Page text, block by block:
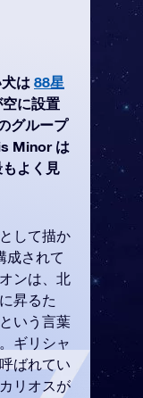
は 88星
に設置
グループ
Minor は
よく見
して描か
成されて
ンは、北
昇るた
いう言葉
ギリシャ
ばれてい
リオスが